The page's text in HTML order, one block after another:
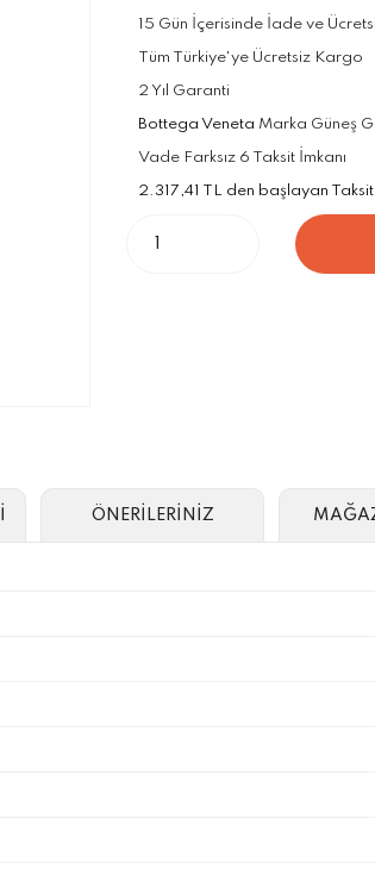
15 Gün İçerisinde İade ve
Tüm Türkiye'ye Ücretsiz Kargo
2 Yıl Garanti
Bottega Veneta Marka Güneş
Vade Farksız 6 Taksit İmkanı
2.317,41 TL den başlayan Taksit
ÖNERİLERİNİZ